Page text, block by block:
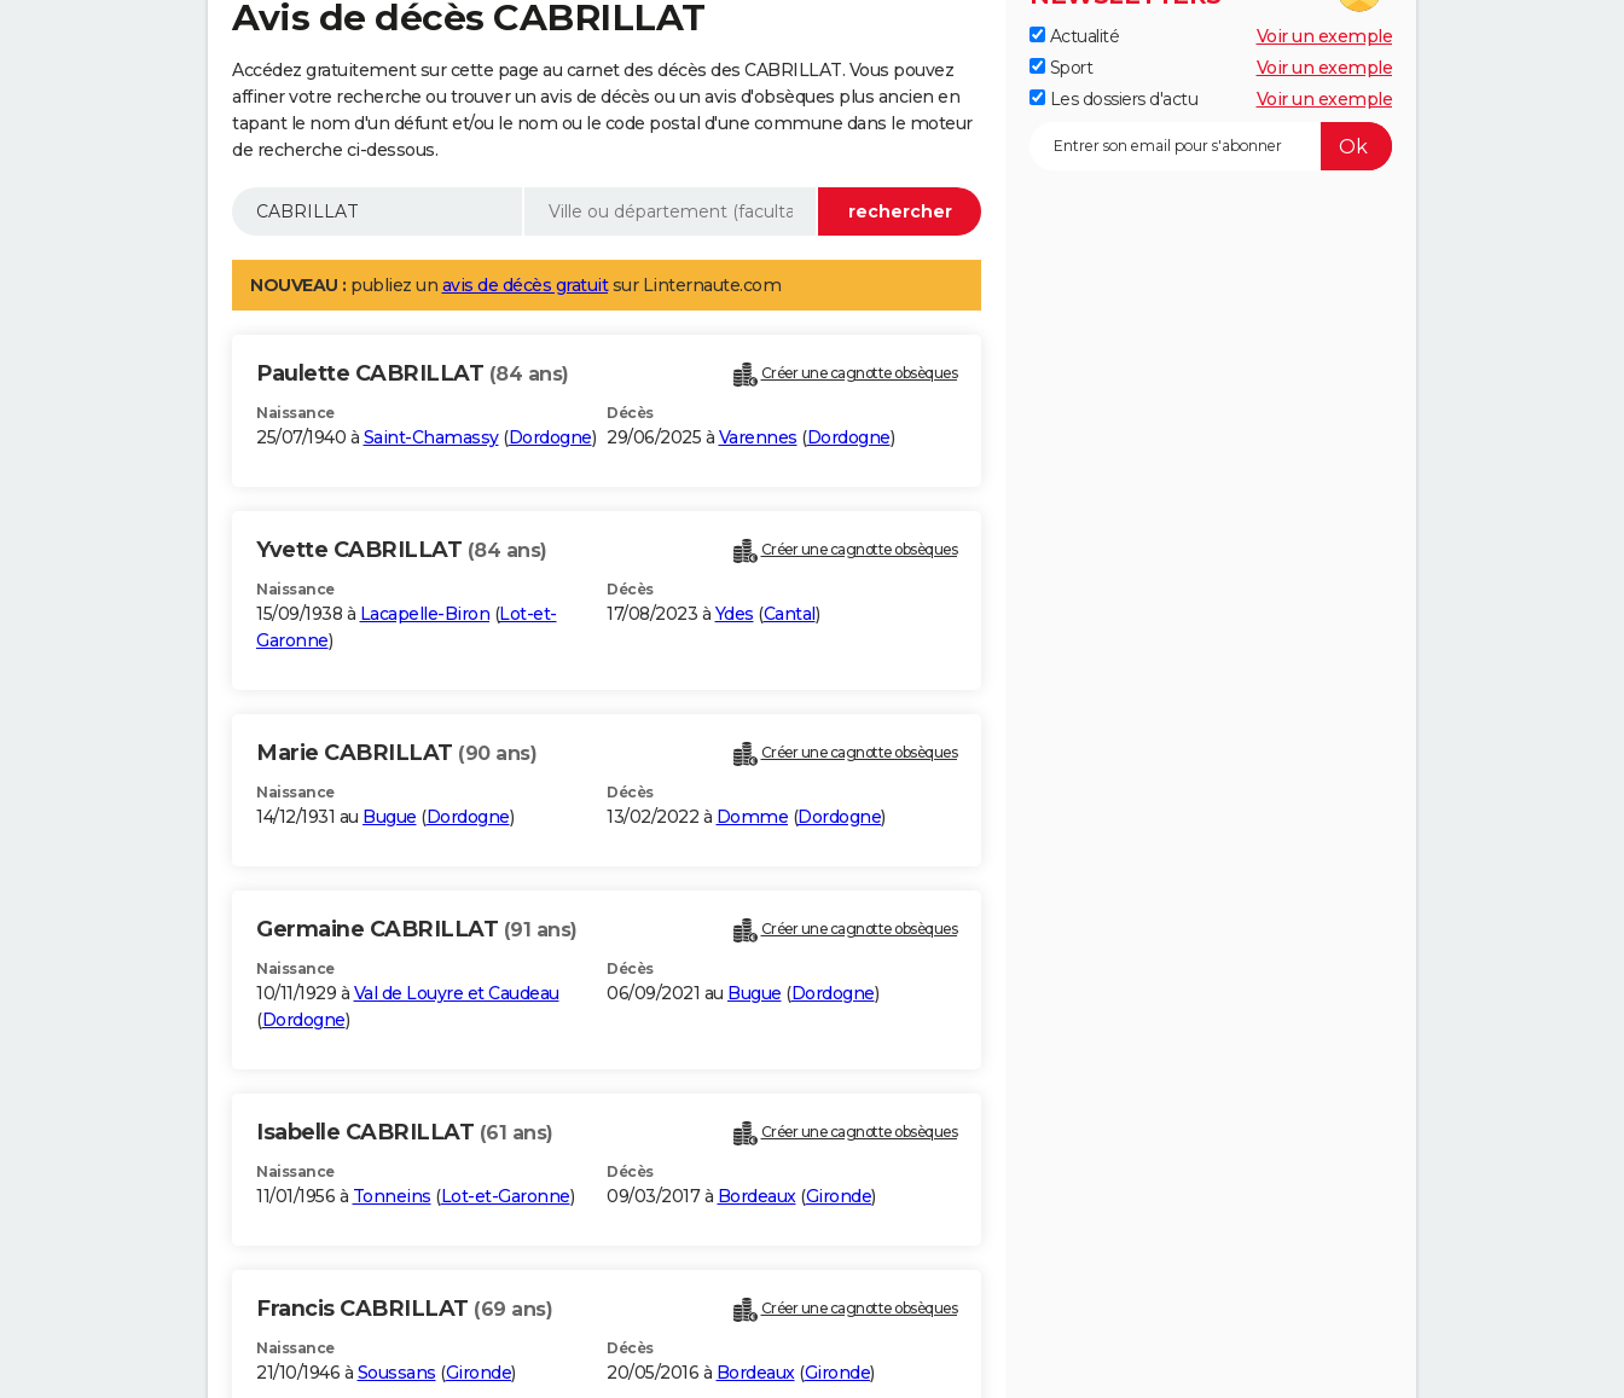
Avis de décès CABRILLAT
Accédez gratuitement sur cette page au carnet des décès des CABRILLAT. Vous pouvez
affiner votre recherche ou trouver un avis de décès ou un avis d'obsèques plus ancien en
tapant le nom d'un défunt et/ou le nom ou le code postal d'une commune dans le moteur
de recherche ci-dessous.
NOUVEAU : publiez un avis de décès gratuitsur Linternaute.com
Paulette CABRILLAT (84 ans) Créer une cagnotte obsèques
Naissance
25/07/1940 à Saint-Chamassy(Dordogne)
Décès
29/06/2025 à Varennes (Dordogne)
Yvette CABRILLAT (84 ans) Créer une cagnotte obsèques
Naissance
15/09/1938 à Lacapelle-Biron (Lot-et-
Garonne)
Décès
17/08/2023 à Ydes (Cantal)
Marie CABRILLAT (90 ans) Créer une cagnotte obsèques
Naissance
14/12/1931 au Bugue (Dordogne)
Décès
13/02/2022 à Domme (Dordogne)
Germaine CABRILLAT (91 ans) Créer une cagnotte obsèques
Naissance
10/11/1929 à Val de Louyre et Caudeau
(Dordogne)
Décès
06/09/2021 au Bugue (Dordogne)
Isabelle CABRILLAT (61 ans) Créer une cagnotte obsèques
Naissance
11/01/1956 à Tonneins (Lot-et-Garonne)
Décès
09/03/2017 à Bordeaux(Gironde)
Francis CABRILLAT (69 ans) Créer une cagnotte obsèques
Naissance
21/10/1946 à Soussans (Gironde)
Décès
20/05/2016 à Bordeaux(Gironde)
Actualité
Voir un exemple
Sport
Voir un exemple
Les dossiers d'actu
Voir un exemple